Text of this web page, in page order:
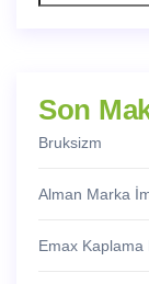
Son
Bruksizm
Alman Marka
Emax Kaplama